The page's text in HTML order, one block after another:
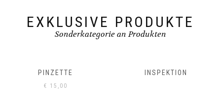
EXKLUSIVE PRODUKTE
Sonderkategorie an Produkten
PINZETTE
€ 15,00
INSPEKTION